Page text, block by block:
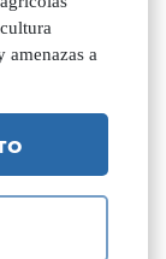
amenazas a